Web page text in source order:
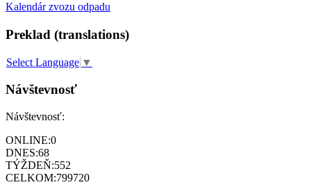
Kalendár zvozu odpadu
Preklad (translations)
Select Language ▼
Návštevnosť
Návštevnosť:
ONLINE:0
DNES:68
TÝŽDEŇ:552
CELKOM:799720